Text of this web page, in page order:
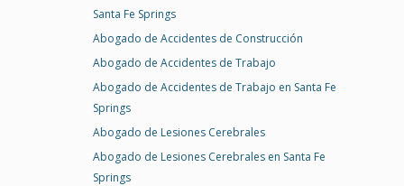
Santa Fe Springs
Abogado de Accidentes de Construcción
Abogado de Accidentes de Trabajo
Abogado de Accidentes de Trabajo en Santa Fe
Springs
Abogado de Lesiones Cerebrales
Abogado de Lesiones Cerebrales en Santa Fe
Springs